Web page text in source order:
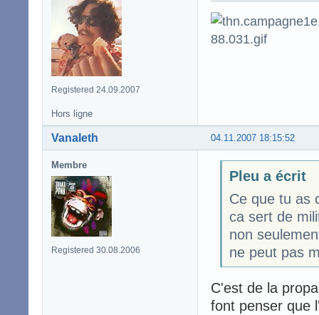
Registered 24.09.2007
Hors ligne
04.11.2007 18:15:52
Vanaleth
Membre
Registered 30.08.2006
Pleu a écrit
Ce que tu as
ca sert de
non
ne peut pas
C'est de la
font penser que